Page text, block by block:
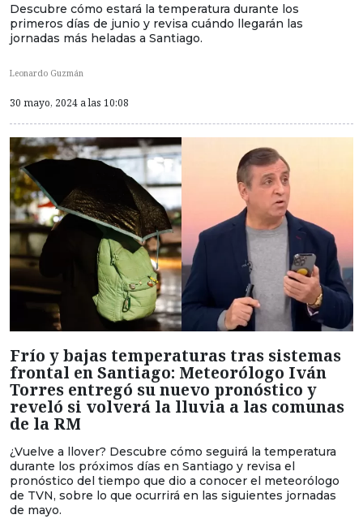
Descubre cómo estará la temperatura durante los
primeros días de junio y revisa cuándo llegarán las
jornadas más heladas a Santiago.
Leonardo Guzmán
30 mayo, 2024 a las 10:08
Frío y bajas temperaturas tras sistemas
frontal en Santiago: Meteorólogo Iván
Torres entregó su nuevo pronóstico y
reveló si volverá la lluvia a las comunas
de la RM
¿Vuelve a llover? Descubre cómo seguirá la temperatura
durante los próximos días en Santiago y revisa el
pronóstico del tiempo que dio a conocer el meteorólogo
de TVN, sobre lo que ocurrirá en las siguientes jornadas
de mayo.